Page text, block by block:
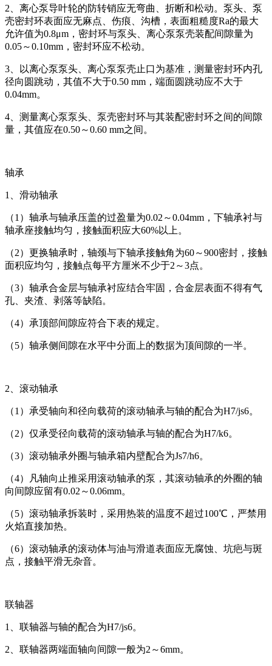
2、离心泵导叶轮的防转销应无弯曲、折断和松动。泵头、泵
壳密封环表面应无麻点、伤痕、沟槽，表面粗糙度Ra的最大
允许值为0.8μm，密封环与泵头、离心泵泵壳装配间隙量为
0.05～0.10mm，密封环应不松动。
3、以离心泵泵头、离心泵泵壳止口为基准，测量密封环内孔
径向圆跳动，其值不大于0.50 mm，端面圆跳动应不大于
0.04mm。
4、测量离心泵泵头、泵壳密封环与其装配密封环之间的间隙
量，其值应在0.50～0.60 mm之间。
轴承
1、滑动轴承
（1）轴承与轴承压盖的过盈量为0.02～0.04mm，下轴承衬与
轴承座接触均匀，接触面积应大60%以上。
（2）更换轴承时，轴颈与下轴承接触角为60～900密封，接触
面积应均匀，接触点每平方厘米不少于2～3点。
（3）轴承合金层与轴承衬应结合牢固，合金层表面不得有气
孔、夹渣、剥落等缺陷。
（4）承顶部间隙应符合下表的规定。
（5）轴承侧间隙在水平中分面上的数据为顶间隙的一半。
2、滚动轴承
（1）承受轴向和径向载荷的滚动轴承与轴的配合为H7/js6。
（2）仅承受径向载荷的滚动轴承与轴的配合为H7/k6。
（3）滚动轴承外圈与轴承箱内壁配合为Js7/h6。
（4）凡轴向止推采用滚动轴承的泵，其滚动轴承的外圈的轴
向间隙应留有0.02～0.06mm。
（5）滚动轴承拆装时，采用热装的温度不超过100℃，严禁用
火焰直接加热。
（6）滚动轴承的滚动体与油与滑道表面应无腐蚀、坑疤与斑
点，接触平滑无杂音。
联轴器
1、联轴器与轴的配合为H7/js6。
2、联轴器两端面轴向间隙一般为2～6mm。